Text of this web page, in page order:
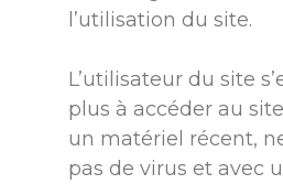
l’utilisation du site.
L’utilisateur du site
plus à accéder au
un matériel récent,
pas de virus et avec